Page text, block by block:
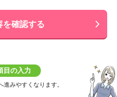
を確認する
目の入力
進みやすくなります。